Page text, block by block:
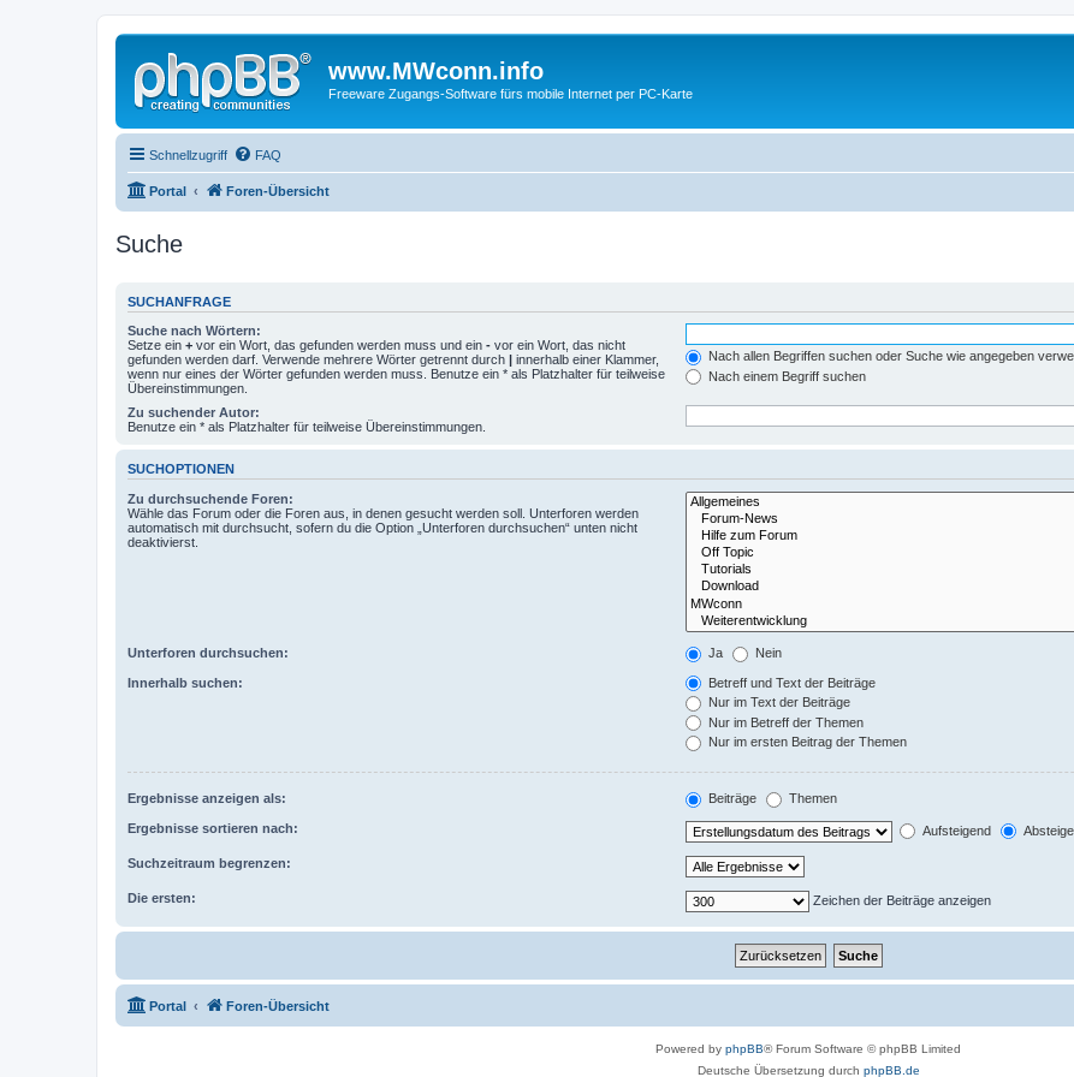
www.MWconn.info
Freeware Zugangs-Software fürs mobile Internet per PC-Karte
Schnellzugriff FAQ
Portal Foren-Übersicht
Suche
SUCHANFRAGE
Suche nach Wörtern:
Setze ein + vor ein Wort, das gefunden werden muss und ein - vor ein Wort, das nicht
gefunden werden darf. Verwende mehrere Wörter getrennt durch | innerhalb einer Klammer,
wenn nur eines der Wörter gefunden werden muss. Benutze ein * als Platzhalter für teilweise
Übereinstimmungen.
Nach allen Begriffen suchen oder Suche wie angegeben
Nach einem Begriff suchen
Zu suchender Autor:
Benutze ein * als Platzhalter für teilweise Übereinstimmungen.
SUCHOPTIONEN
Zu durchsuchende Foren:
Wähle das Forum oder die Foren aus, in denen gesucht werden soll. Unterforen werden
automatisch mit durchsucht, sofern du die Option „Unterforen durchsuchen“ unten nicht
deaktivierst.
Unterforen durchsuchen: Ja Nein
Innerhalb suchen:
Betreff und Text der Beiträge
Nur im Text der Beiträge
Nur im Betreff der Themen
Nur im ersten Beitrag der Themen
Ergebnisse anzeigen als: Beiträge Themen
Ergebnisse sortieren nach: Aufsteigend
Suchzeitraum begrenzen:
Die ersten: Zeichen der Beiträge anzeigen
Portal Foren-Übersicht
Powered by phpBB® Forum Software © phpBB Limited
Deutsche Übersetzung durch phpBB.de